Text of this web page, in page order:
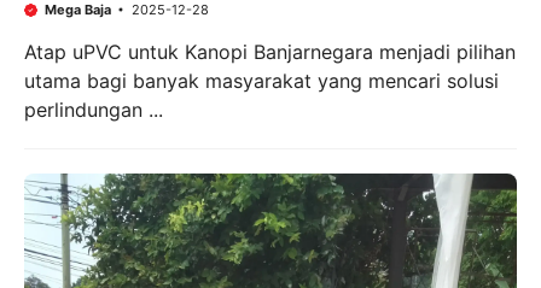
Mega Baja 2025-12-28
Atap uPVC untuk Kanopi Banjarnegara menjadi pilihan
utama bagi banyak masyarakat yang mencari solusi
perlindungan ...